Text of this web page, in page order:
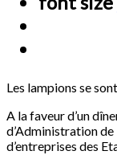
Les lampions se
A la faveur d’un
d’Administration
d’entreprises des